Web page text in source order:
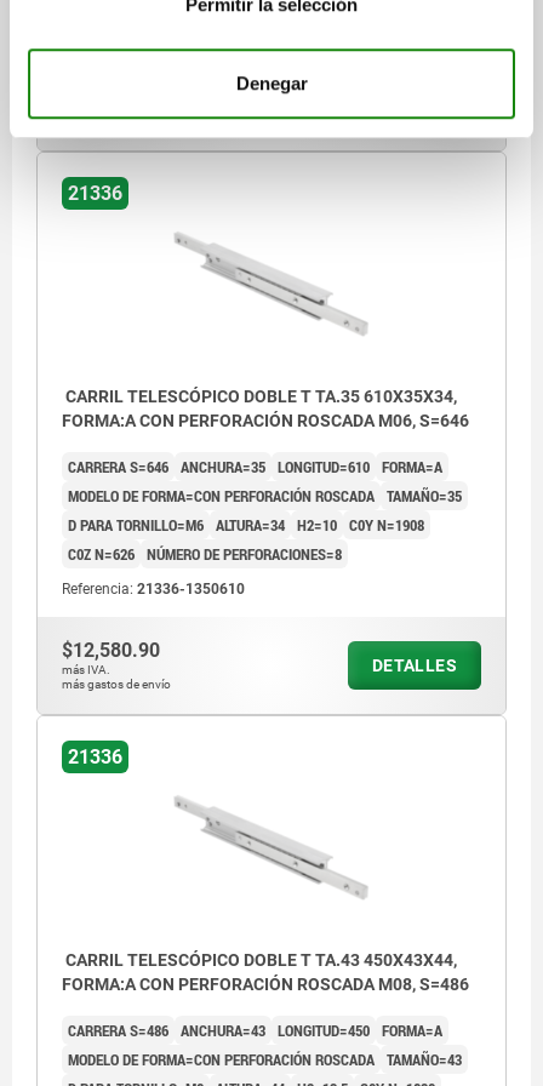
Denegar
más gastos de envío
21336
CARRIL TELESCÓPICO DOBLE T TA.35 610X35X34,
FORMA:A CON PERFORACIÓN ROSCADA M06, S=646
CARRERA S=646 ANCHURA=35 LONGITUD=610 FORMA=A
MODELO DE FORMA=CON PERFORACIÓN ROSCADA TAMAÑO=35
D PARA TORNILLO=M6 ALTURA=34 H2=10 C0Y N=1908
C0Z N=626 NÚMERO DE PERFORACIONES=8
Referencia: 21336-1350610
$12,580.90
más IVA.
más gastos de envío
DETALLES
21336
CARRIL TELESCÓPICO DOBLE T TA.43 450X43X44,
FORMA:A CON PERFORACIÓN ROSCADA M08, S=486
CARRERA S=486 ANCHURA=43 LONGITUD=450 FORMA=A
MODELO DE FORMA=CON PERFORACIÓN ROSCADA TAMAÑO=43